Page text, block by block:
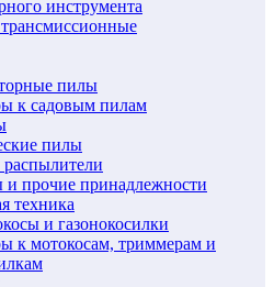
инструмента
пилы
к садовым пилам
пилы
прочие принадлежности
техника
и газонокосилки
к мотокосам, триммерам и